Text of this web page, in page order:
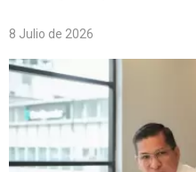
8 Julio de 2026